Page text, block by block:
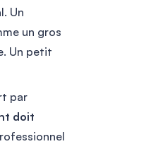
Un
un gros
Un petit
par
doit